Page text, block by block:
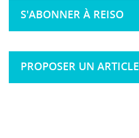
S'ABONNER À REISO
PROPOSER UN ARTICLE